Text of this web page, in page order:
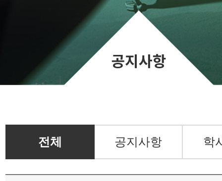
공지사항
전체 공지사항 학